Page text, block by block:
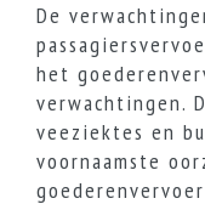
De
het
verwachtingen.
veeziektes en
voornaamste